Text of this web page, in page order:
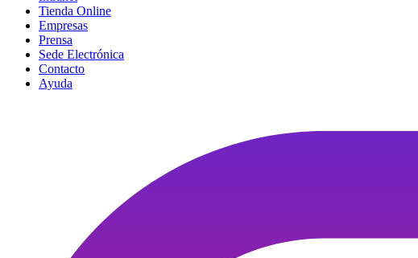
Tienda Online
Empresas
Prensa
Sede Electrónica
Contacto
Ayuda